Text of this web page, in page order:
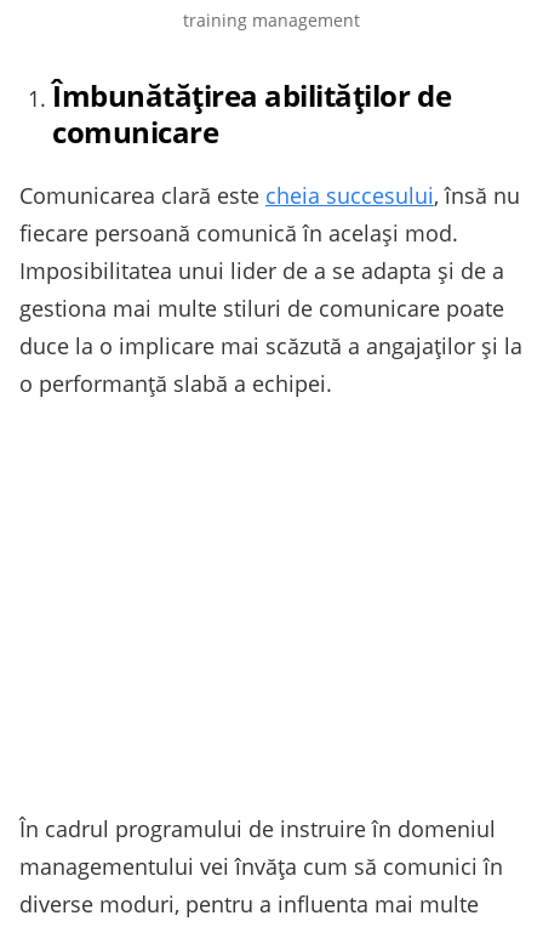
training management
Îmbunătățirea abilităților de
comunicare
Comunicarea clară este cheia succesului, însă nu
fiecare persoană comunică în același mod.
Imposibilitatea unui lider de a se adapta și de a
gestiona mai multe stiluri de comunicare poate
duce la o implicare mai scăzută a angajaților și la
o performanță slabă a echipei.
În cadrul programului de instruire în domeniul
managementului vei învăța cum să comunici în
diverse moduri, pentru a influenta mai multe